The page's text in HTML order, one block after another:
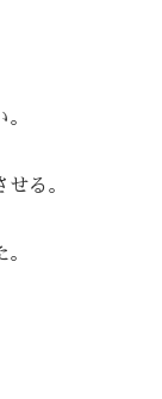
る。